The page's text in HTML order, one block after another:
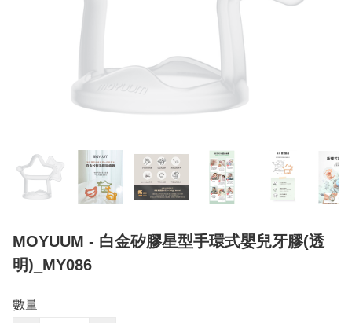
MOYUUM - 白金矽膠星型手環式嬰兒牙膠(透
明)_MY086
數量